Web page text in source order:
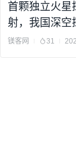
首颗独立火星
射，我国深空
开始
镁客网 31